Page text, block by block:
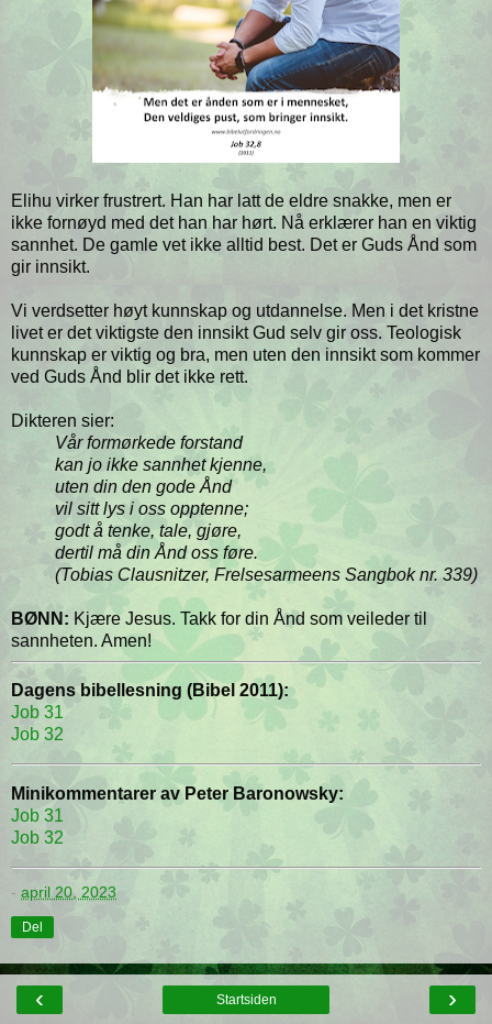
Elihu virker frustrert. Han har latt de eldre snakke, men er
ikke fornøyd med det han har hørt. Nå erklærer han en viktig
sannhet. De gamle vet ikke alltid best. Det er Guds Ånd som
gir innsikt.
Vi verdsetter høyt kunnskap og utdannelse. Men i det kristne
livet er det viktigste den innsikt Gud selv gir oss. Teologisk
kunnskap er viktig og bra, men uten den innsikt som kommer
ved Guds Ånd blir det ikke rett.
Dikteren sier:
Vår formørkede forstand
kan jo ikke sannhet kjenne,
uten din den gode Ånd
vil sitt lys i oss opptenne;
godt å tenke, tale, gjøre,
dertil må din Ånd oss føre.
(Tobias Clausnitzer, Frelsesarmeens Sangbok nr. 339)
BØNN: Kjære Jesus. Takk for din Ånd som veileder til
sannheten. Amen!
Dagens bibellesning (Bibel 2011):
Job 31
Job 32
Minikommentarer av Peter Baronowsky:
Job 31
Job 32
- april 20, 2023
Del
‹ ›
Startsiden